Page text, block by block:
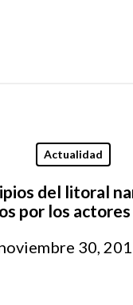
Actualidad
del litoral
por los
30,